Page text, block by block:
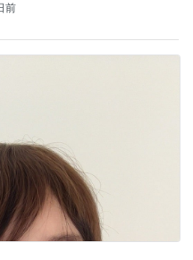
前